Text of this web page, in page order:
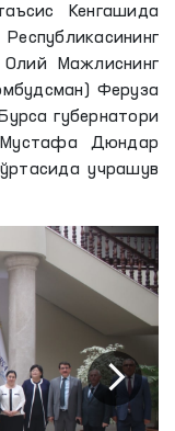
Кенгашида
Мажлиснинг
Феруза
губернатори
Мустафа Дюндар
учрашув